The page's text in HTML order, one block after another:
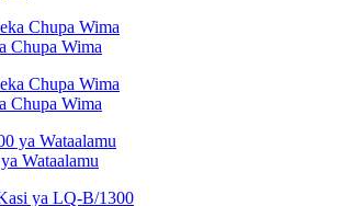
Chupa Wima
Chupa Wima
Wataalamu